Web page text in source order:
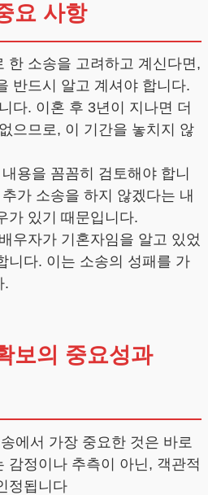
요 사항
한 소송을 고려하고 계신다면,
반드시 알고 계셔야 합니다.
다. 이혼 후 3년이 지나면 더
으므로, 이 기간을 놓치지 않
용을 꼼꼼히 검토해야 합니
가 소송을 하지 않겠다는 내
가 있기 때문입니다.
우자가 기혼자임을 알고 있었
니다. 이는 소송의 성패를 가
.
보의 중요성과
에서 가장 중요한 것은 바로
감정이나 추측이 아닌, 객관적
정됩니다